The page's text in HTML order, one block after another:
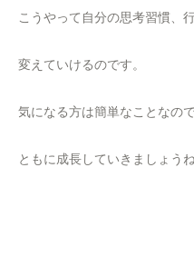
こうやって自分の思考習慣、
変えていけるのです。
気になる方は簡単なことなの
ともに成長していきましょうね